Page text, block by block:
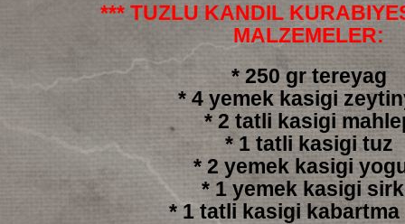
*** TUZLU KANDIL
MALZEMELER:
* 250 gr tereyag
* 4 yemek kasigi
* 2 tatli kasigi
* 1 tatli kasigi tuz
* 2 yemek kasigi
* 1 yemek kasigi
* 1 tatli kasigi kabartma